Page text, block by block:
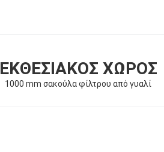
ΕΚΘΕΣΙΑΚΌΣ ΧΏΡΟΣ
1000 mm σακούλα φίλτρου από γυαλί